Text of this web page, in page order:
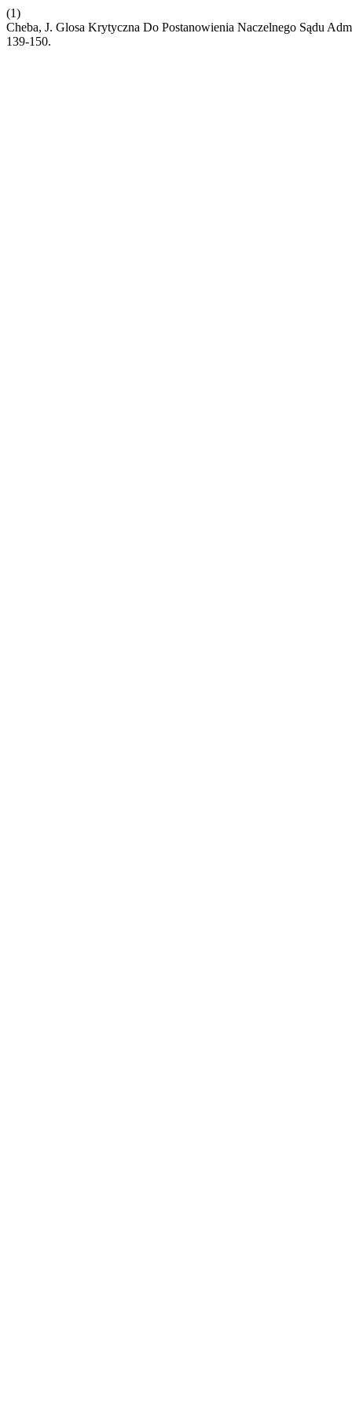
(1)
Cheba, J. Glosa Krytyczna Do Postanowienia Naczelnego Sądu
139-150.